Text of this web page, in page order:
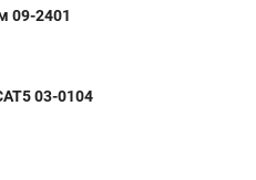
09-2401
03-0104